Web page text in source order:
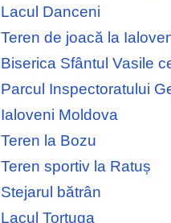
Lacul Danceni
Teren de joacă la
Biserica Sfântul Vasile
Parcul Inspectoratului
Ialoveni Moldova
Teren la Bozu
Teren sportiv la Ratuș
Stejarul bătrân
Lacul Tortuga